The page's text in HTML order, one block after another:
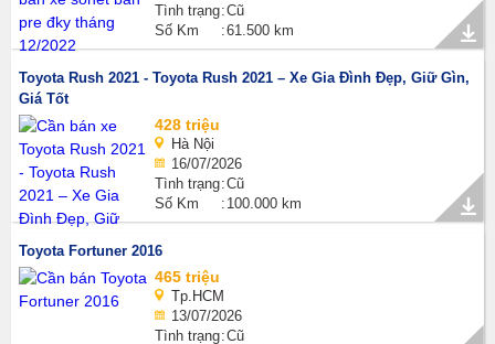
Tình trạng Cũ
Số Km
61.500 km
Toyota Rush 2021 - Toyota Rush 2021 – Xe Gia Đình Đẹp, Giữ Gìn,
Giá Tốt
428 triệu
Hà Nội
16/07/2026
Tình trạng Cũ
Số Km
100.000 km
Toyota Fortuner 2016
465 triệu
Tp.HCM
13/07/2026
Tình trạng Cũ